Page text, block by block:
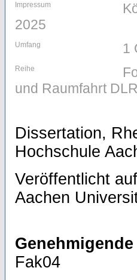
Impressum
2025
Umfang 1
Reihe
und Raumfahrt
Dissertation,
Hochschule
Veröffentlicht
Aachen
Fak04